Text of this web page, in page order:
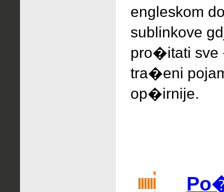
engleskom
sublinkove
pro�itati sve
tra�eni
op�irnije.